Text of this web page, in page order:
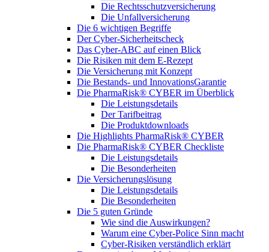
Die Rechtsschutzversicherung
Die Unfallversicherung
Die 6 wichtigen Begriffe
Der Cyber-Sicher­heits­check
Das Cyber-ABC auf einen Blick
Die Risiken mit dem E-Rezept
Die Versicherung mit Konzept
Die Bestands- und InnovationsGarantie
Die PharmaRisk® CYBER im Überblick
Die Leistungsdetails
Der Tarifbeitrag
Die Produktdownloads
Die Highlights PharmaRisk® CYBER
Die PharmaRisk® CYBER Checkliste
Die Leistungsdetails
Die Besonderheiten
Die Versicherungslösung
Die Leistungsdetails
Die Besonderheiten
Die 5 guten Gründe
Wie sind die Auswirkungen?
Warum eine Cyber-Police Sinn macht
Cyber-Risiken verständlich erklärt